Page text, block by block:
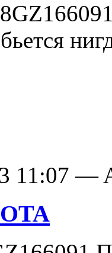
11:07 —